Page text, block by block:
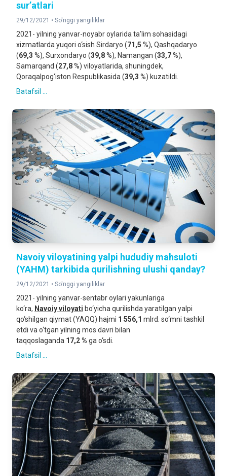
sur’atlari
29/12/2021 • So'nggi yangiliklar
2021- yilning yanvar-noyabr oylarida ta’lim sohasidagi
xizmatlarda yuqori o‘sish Sirdaryo (71,5 %), Qashqadaryo
(69,3 %), Surxondaryo (39,8%), Namangan (33,7%),
Samarqand (27,8%) viloyatlarida, shuningdek,
Qoraqalpog‘iston Respublikasida (39,3 %) kuzatildi.
Batafsil ...
Navoiy viloyatining yalpi hududiy mahsuloti
(YAHM) tarkibida qurilishning ulushi qanday?
29/12/2021 • So'nggi yangiliklar
2021- yilning yanvar-sentabr oylari yakunlariga
ko‘ra, Navoiyviloyati bo‘yicha qurilishda yaratilgan yalpi
qo‘shilgan qiymat (YAQQ) hajmi 1 556,1 mlrd. so‘mni tashkil
etdi va o‘tgan yilning mos davri bilan
taqqoslaganda 17,2 % ga o‘sdi.
Batafsil ...